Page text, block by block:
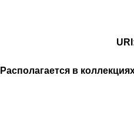
Располагается в